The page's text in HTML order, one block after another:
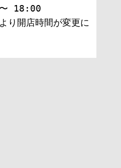
18:00
り開店時間が変更に